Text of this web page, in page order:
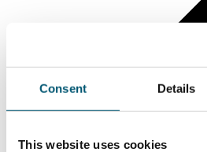
Consent Details
This website uses cookies